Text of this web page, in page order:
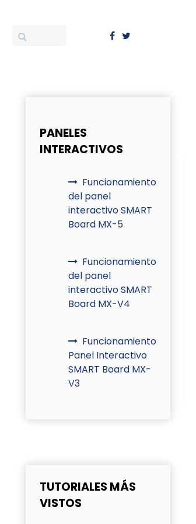
PANELES
INTERACTIVOS
Funcionamiento
del panel
interactivo SMART
Board MX-5
Funcionamiento
del panel
interactivo SMART
Board MX-V4
Funcionamiento
Panel Interactivo
SMART Board MX-
V3
TUTORIALES MÁS
VISTOS